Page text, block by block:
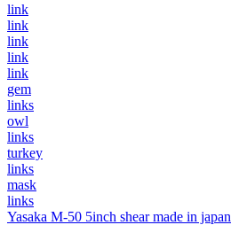
link
link
link
link
link
gem
links
owl
links
turkey
links
mask
links
Yasaka M-50 5inch shear made in japan